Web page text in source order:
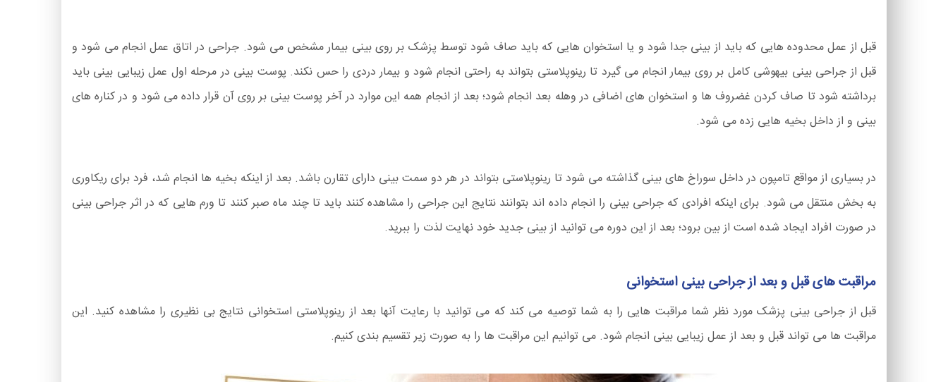
قبل از عمل محدوده هایی که باید از بینی جدا شود و یا استخوان هایی که باید صاف شود توسط پزشک بر روی بینی بیمار مشخص می شود. جراحی در اتاق عمل انجام می شود و
قبل از جراحی بینی بیهوشی کامل بر روی بیمار انجام می گیرد تا رینوپلاستی بتواند به راحتی انجام شود و بیمار دردی را حس نکند. پوست بینی در مرحله اول عمل زیبایی بینی باید
برداشته شود تا صاف کردن غضروف ها و استخوان های اضافی در وهله بعد انجام شود؛ بعد از انجام همه این موارد در آخر پوست بینی بر روی آن قرار داده می شود و در کناره های
بینی و از داخل بخیه هایی زده می شود.
در بسیاری از مواقع تامپون در داخل سوراخ های بینی گذاشته می شود تا رینوپلاستی بتواند در هر دو سمت بینی دارای تقارن باشد. بعد از اینکه بخیه ها انجام شد، فرد برای ریکاوری
به بخش منتقل می شود. برای اینکه افرادی که جراحی بینی را انجام داده اند بتوانند نتایج این جراحی را مشاهده کنند باید تا چند ماه صبر کنند تا ورم هایی که در اثر جراحی بینی
در صورت افراد ایجاد شده است از بین برود؛ بعد از این دوره می توانید از بینی جدید خود نهایت لذت را ببرید.
مراقبت های قبل و بعد از جراحی بینی استخوانی
قبل از جراحی بینی پزشک مورد نظر شما مراقبت هایی را به شما توصیه می کند که می توانید با رعایت آنها بعد از رینوپلاستی استخوانی نتایج بی نظیری را مشاهده کنید. این
مراقبت ها می تواند قبل و بعد از عمل زیبایی بینی انجام شود. می توانیم این مراقبت ها را به صورت زیر تقسیم بندی کنیم.